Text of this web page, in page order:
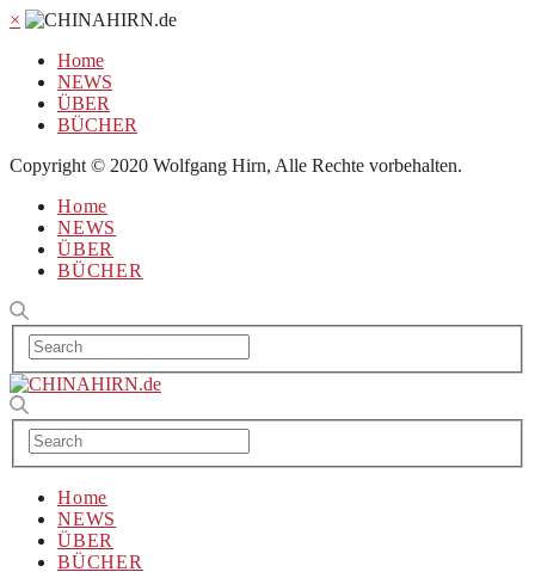
×
Home
NEWS
ÜBER
BÜCHER
Copyright © 2020 Wolfgang Hirn, Alle Rechte vorbehalten.
Home
NEWS
ÜBER
BÜCHER
Home
NEWS
ÜBER
BÜCHER